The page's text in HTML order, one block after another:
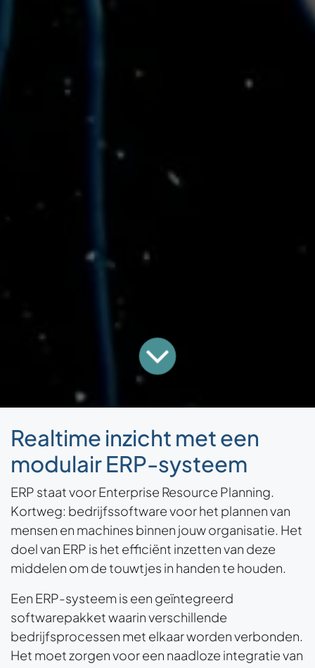
Realtime inzicht met een
modulair ERP-systeem
ERP staat voor Enterprise Resource Planning.
Kortweg: bedrijfssoftware voor het plannen van
mensen en machines binnen jouw organisatie. Het
doel van ERP is het efficiënt inzetten van deze
middelen om de touwtjes in handen te houden.
Een ERP-systeem is een geïntegreerd
softwarepakket waarin verschillende
bedrijfsprocessen met elkaar worden verbonden.
Het moet zorgen voor een naadloze integratie van